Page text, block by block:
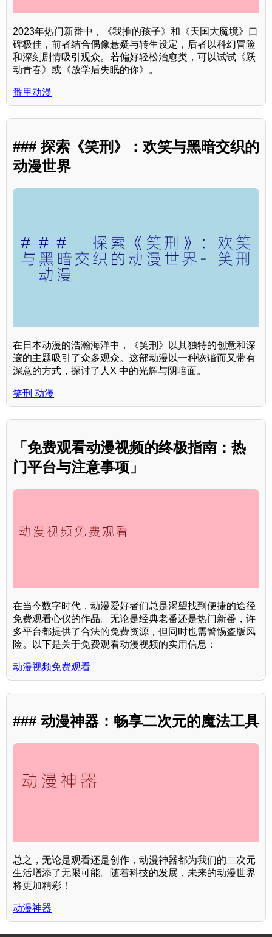
2023年热门新番中，《我推的孩子》和《天国大魔境》口
碑极佳，前者结合偶像悬疑与转生设定，后者以科幻冒险
和深刻剧情吸引观众。若偏好轻松治愈类，可以试试《跃
动青春》或《放学后失眠的你》。
番里动漫
### 探索《笑刑》：欢笑与黑暗交织的
动漫世界
在日本动漫的浩瀚海洋中，《笑刑》以其独特的创意和深
邃的主题吸引了众多观众。这部动漫以一种诙谐而又带有
深意的方式，探讨了人X 中的光辉与阴暗面。
笑刑 动漫
「免费观看动漫视频的终极指南：热
门平台与注意事项」
在当今数字时代，动漫爱好者们总是渴望找到便捷的途径
免费观看心仪的作品。无论是经典老番还是热门新番，许
多平台都提供了合法的免费资源，但同时也需警惕盗版风
险。以下是关于免费观看动漫视频的实用信息：
动漫视频免费观看
### 动漫神器：畅享二次元的魔法工具
总之，无论是观看还是创作，动漫神器都为我们的二次元
生活增添了无限可能。随着科技的发展，未来的动漫世界
将更加精彩！
动漫神器